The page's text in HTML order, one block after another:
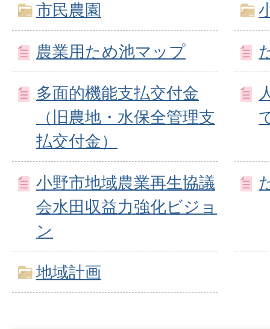
市民農園
農業用ため池マップ
多面的機能支払交付金
（旧農地・水保全管理支
払交付金）
小野市地域農業再生協議
会水田収益力強化ビジョ
ン
地域計画